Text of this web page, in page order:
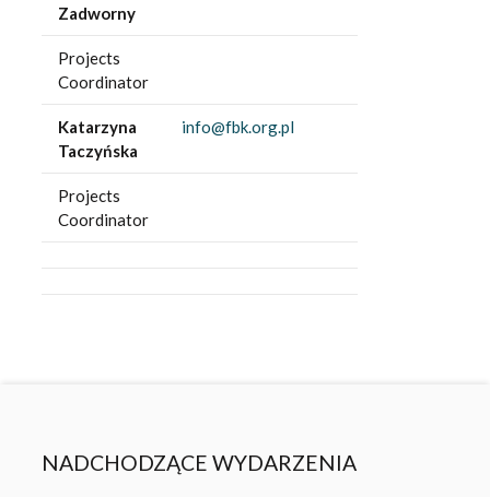
Zadworny
Projects
Coordinator
Katarzyna
Taczyńska
info@fbk.org.pl
Projects
Coordinator
NADCHODZĄCE WYDARZENIA